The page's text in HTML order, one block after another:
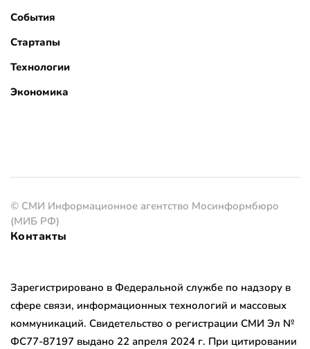
События
Стартапы
Технологии
Экономика
© СМИ Информационное агентство Мосинформбюро
(МИБ РФ)
Контакты
Зарегистрировано в Федеральной службе по надзору в
сфере связи, информационных технологий и массовых
коммуникаций. Свидетельство о регистрации СМИ Эл №
ФС77-87197 выдано 22 апреля 2024 г. При цитировании